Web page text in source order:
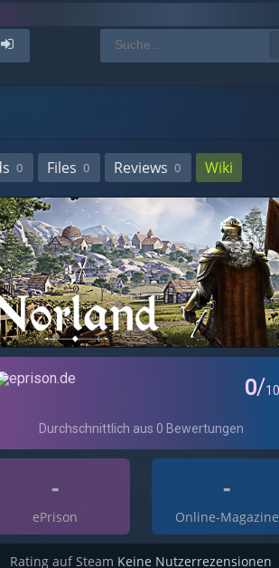
0 Files 0 Reviews 0 Wiki
-
ePrison
-
Online-Magazine
Rating auf Steam Keine Nutzerrezensionen